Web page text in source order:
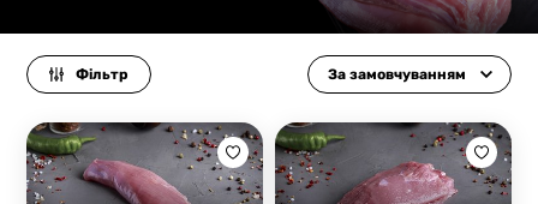
Фільтр За замовчуванням